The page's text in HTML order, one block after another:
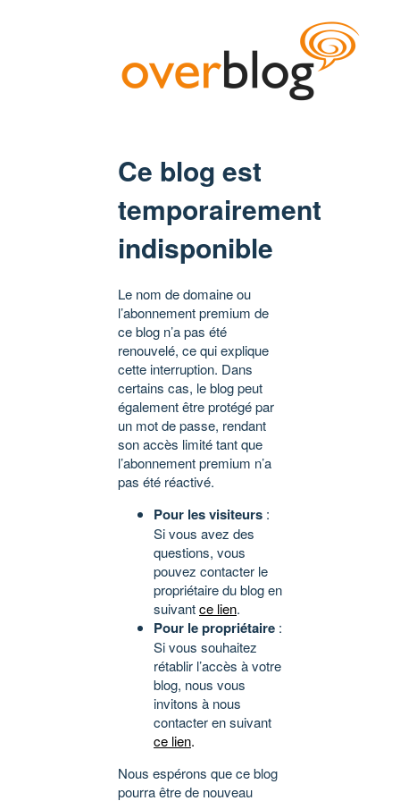
Ce blog est
temporairement
indisponible
Le nom de domaine ou
l’abonnement premium de
ce blog n’a pas été
renouvelé, ce qui explique
cette interruption. Dans
certains cas, le blog peut
également être protégé par
un mot de passe, rendant
son accès limité tant que
l’abonnement premium n’a
pas été réactivé.
Pour les visiteurs :
Si vous avez des
questions, vous
pouvez contacter le
propriétaire du blog en
suivantce lien.
Pour le propriétaire :
Si vous souhaitez
rétablir l’accès à votre
blog, nous vous
invitons à nous
contacter en suivant
ce lien.
Nous espérons que ce blog
pourra être de nouveau